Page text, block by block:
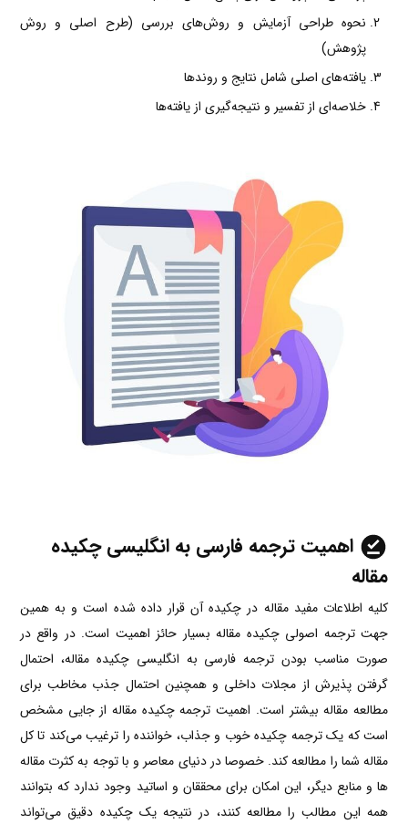
نحوه طراحی آزمایش و روش‌های بررسی (طرح اصلی و روش
پژوهش)
یافته‌های اصلی شامل نتایج و روندها
خلاصه‌ای از تفسیر و نتیجه‌گیری از یافته‌ها‌
اهمیت ترجمه فارسی به انگلیسیچکیده
مقاله
کلیه اطلاعات مفید مقاله در چکیده آن قرار داده شده است و به همین
جهت ترجمه اصولی چکیده مقاله بسیار حائز اهمیت است. در واقع در
صورت مناسب بودن ترجمه فارسی به انگلیسی چکیده مقاله، احتمال
گرفتن پذیرش از مجلات داخلی و همچنین احتمال جذب مخاطب برای
مطالعه مقاله بیشتر است. اهمیت ترجمه چکیده مقاله از جایی مشخص
است که یک ترجمه چکیده خوب و جذاب، خواننده را ترغیب می‌کند تا کل
مقاله شما را مطالعه کند. خصوصا در دنیای معاصر و با توجه به کثرت مقاله
ها و منابع دیگر، این امکان برای محققان و اساتید وجود ندارد که بتوانند
همه این مطالب را مطالعه کنند، در نتیجه یک چکیده دقیق می‌تواند